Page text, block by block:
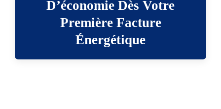
D’économie Dès Votre
Première Facture
Énergétique